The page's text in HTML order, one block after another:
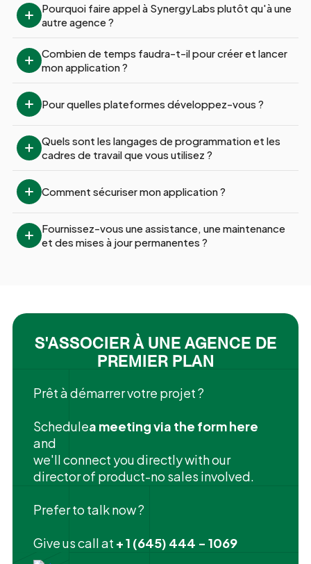
Pourquoi faire appel à SynergyLabs plutôt qu'à une
autre agence ?
Combien de temps faudra-t-il pour créer et lancer
mon application ?
Pour quelles plateformes développez-vous ?
Quels sont les langages de programmation et les
cadres de travail que vous utilisez ?
Comment sécuriser mon application ?
Fournissez-vous une assistance, une maintenance
et des mises à jour permanentes ?
S'ASSOCIER À UNE AGENCE DE
PREMIER PLAN
Prêt à démarrer votre projet ?
‍Schedulea meeting via the form here
and
we'll connect you directly with our
director of product-no sales involved.
Prefer to talk now ?
Give us call at + 1 (645) 444 - 1069